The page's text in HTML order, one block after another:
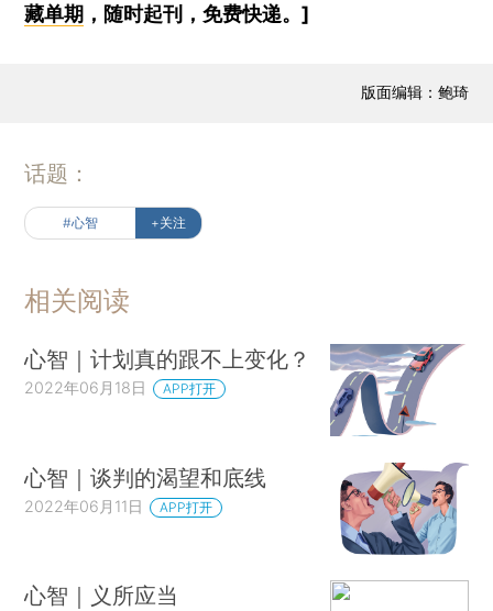
藏单期 ，随时起刊，免费快递。]
版面编辑：鲍琦
话题：
#心智 +关注
相关阅读
心智｜计划真的跟不上变化？
2022年06月18日 APP打开
心智｜谈判的渴望和底线
2022年06月11日 APP打开
心智｜义所应当